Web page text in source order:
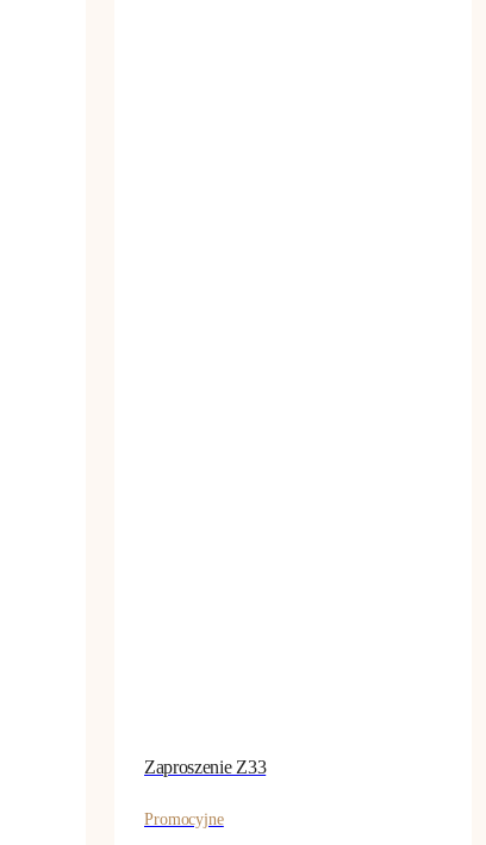
Zaproszenie Z33
Promocyjne